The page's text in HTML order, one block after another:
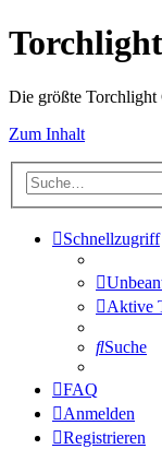
Die größte Torchlight
Zum Inhalt
Schnellzugriff
Aktive
Suche
FAQ
Anmelden
Registrieren